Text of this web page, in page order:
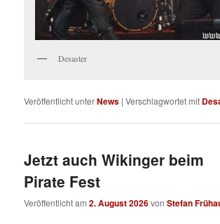
Desaster
Veröffentlicht unterNews |Verschlagwortet mit
Jetzt auch Wikinger beim
Pirate Fest
Veröffentlicht am2. August 2026vonStefan